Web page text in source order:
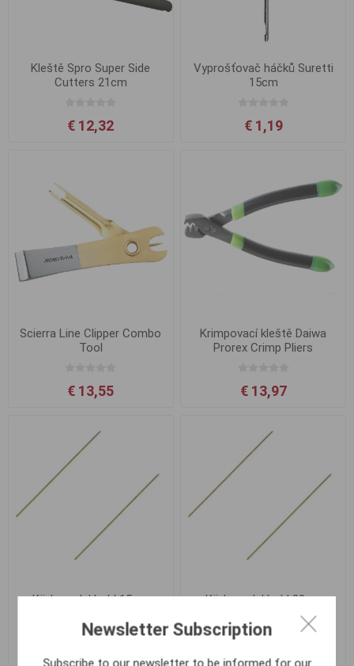
Kleště Spro Super Side
Cutters 21cm
€ 12,32
Vyprošťovač háčků Suretti
15cm
€ 1,19
Scierra Line Clipper Combo
Tool
€ 13,55
Krimpovací kleště Daiwa
Prorex Crimp Pliers
€ 13,97
Ködernadel hohl 15cm
€ 0,74
Ködernadel hohl 20cm
€ 0,74
Newsletter Subscription
Subscribe to our newsletter to be informed for our